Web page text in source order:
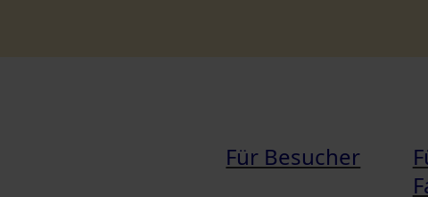
Für Besucher